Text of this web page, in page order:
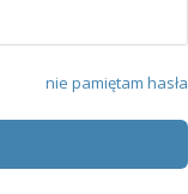
nie pamiętam hasła